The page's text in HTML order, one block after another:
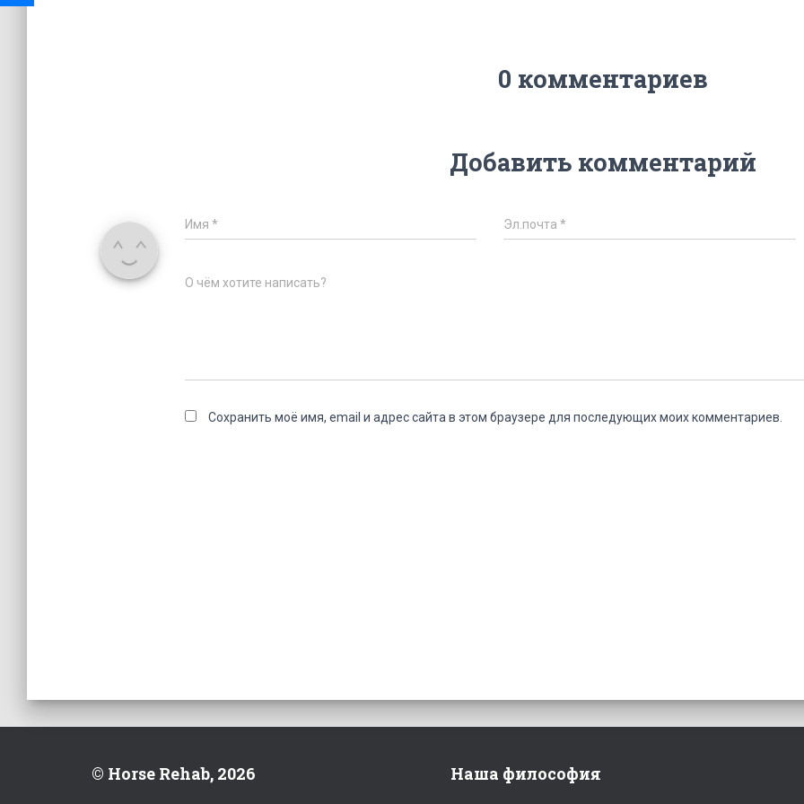
0 комментариев
Добавить комментарий
Имя * Эл.почта*
О чём хотите написать?
Сохранить моё имя, email и адрес сайта в этом браузере для последующих моих комментариев.
© Horse Rehab, 2026 Наша философия